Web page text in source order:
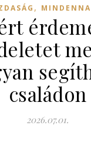
,
családon
2026.07.01.